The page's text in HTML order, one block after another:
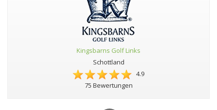
Kingsbarns Golf Links
Schottland
4.9
75 Bewertungen